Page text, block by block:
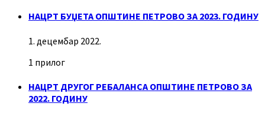
НАЦРТ БУЏЕТА ОПШТИНЕ ПЕТРОВО ЗА 2023. ГОДИНУ
1. децембар 2022.
1 прилог
НАЦРТ ДРУГОГ РЕБАЛАНСА ОПШТИНЕ ПЕТРОВО ЗА
2022. ГОДИНУ